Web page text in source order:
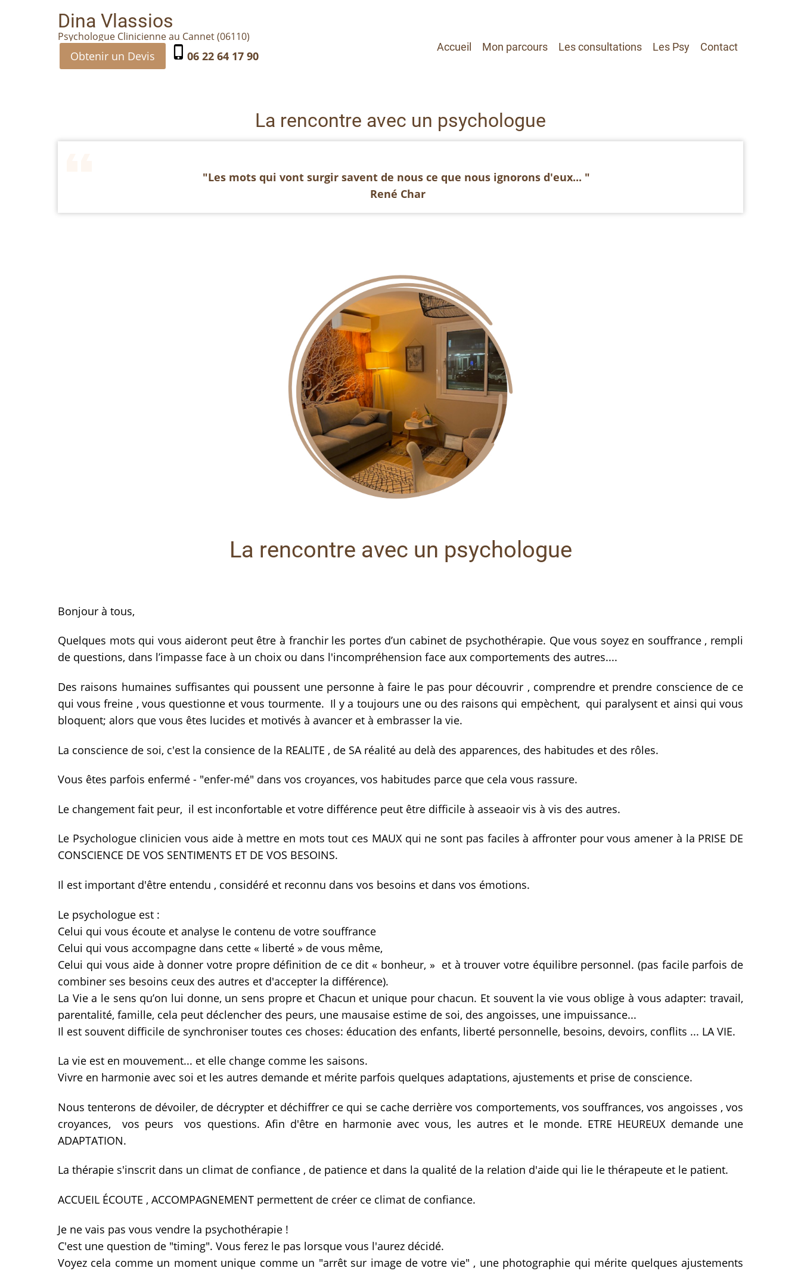
Dina Vlassios
Psychologue Clinicienne au Cannet (06110)
Obtenir un Devis phone_iphone 06 22 64 17 90
Main
Accueil Mon parcours Les consultations Les Psy Contact
La rencontre avec un psychologue
"Les mots qui vont surgir savent de nous ce que nous ignorons d'eux... "
René Char
La rencontre avec un psychologue
Bonjour à tous,
Quelques mots qui vous aideront peut être à franchir les portes d’un cabinet de psychothérapie. Que vous soyez en souffrance , rempli
de questions, dans l’impasse face à un choix ou dans l'incompréhension face aux comportements des autres....
Des raisons humaines suffisantes qui poussent une personne à faire le pas pour découvrir , comprendre et prendre conscience de ce
qui vous freine , vous questionne et vous tourmente. Il y a toujours une ou des raisons qui empèchent, qui paralysent et ainsi qui vous
bloquent; alors que vous êtes lucides et motivés à avancer et à embrasser la vie.
La conscience de soi, c'est la consience de la REALITE , de SA réalité au delà des apparences, des habitudes et des rôles.
Vous êtes parfois enfermé - "enfer-mé" dans vos croyances, vos habitudes parce que cela vous rassure.
Le changement fait peur, il est inconfortable et votre différence peut être difficile à asseaoir vis à vis des autres.
Le Psychologue clinicien vous aide à mettre en mots tout ces MAUX qui ne sont pas faciles à affronter pour vous amener à la PRISE DE
CONSCIENCE DE VOS SENTIMENTS ET DE VOS BESOINS.
Il est important d'être entendu , considéré et reconnu dans vos besoins et dans vos émotions.
Le psychologue est :
Celui qui vous écoute et analyse le contenu de votre souffrance
Celui qui vous accompagne dans cette « liberté » de vous même,
Celui qui vous aide à donner votre propre définition de ce dit « bonheur, » et à trouver votre équilibre personnel. (pas facile parfois de
combiner ses besoins ceux des autres et d'accepter la différence).
La Vie a le sens qu’on lui donne, un sens propre et Chacun et unique pour chacun. Et souvent la vie vous oblige à vous adapter: travail,
parentalité, famille, cela peut déclencher des peurs, une mausaise estime de soi, des angoisses, une impuissance...
Il est souvent difficile de synchroniser toutes ces choses: éducation des enfants, liberté personnelle, besoins, devoirs, conflits ... LA VIE.
La vie est en mouvement... et elle change comme les saisons.
Vivre en harmonie avec soi et les autres demande et mérite parfois quelques adaptations, ajustements et prise de conscience.
Nous tenterons de dévoiler, de décrypter et déchiffrer ce qui se cache derrière vos comportements, vos souffrances, vos angoisses , vos
croyances, vos peurs vos questions. Afin d'être en harmonie avec vous, les autres et le monde. ETRE HEUREUX demande une
ADAPTATION.
La thérapie s'inscrit dans un climat de confiance , de patience et dans la qualité de la relation d'aide qui lie le thérapeute et le patient.
ACCUEIL ÉCOUTE , ACCOMPAGNEMENT permettent de créer ce climat de confiance.
Je ne vais pas vous vendre la psychothérapie !
C'est une question de "timing". Vous ferez le pas lorsque vous l'aurez décidé.
Voyez cela comme un moment unique comme un "arrêt sur image de votre vie" , une photographie qui mérite quelques ajustements